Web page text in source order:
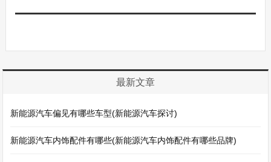
最新文章
新能源汽车偏见有哪些车型(新能源汽车探讨)
新能源汽车内饰配件有哪些(新能源汽车内饰配件有哪些品牌)